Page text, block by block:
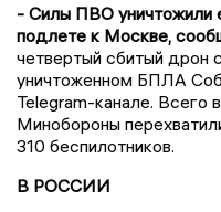
- Силы ПВО уничтожили
подлете к Москве,
четвертый сбитый дрон
уничтоженном БПЛА
Telegram-канале. Всего
Минобороны
310 беспилотников.
В РОССИИ